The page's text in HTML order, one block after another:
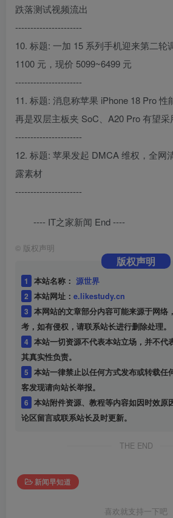
跌落测试视频流出
----------------------
10. 标题: 一加 15 系列手机迎来第二轮
1100 元，现价 5099~6499 元
----------------------
11. 标题: 消息称苹果 iPhone 18 Pro 性
再是双层主板夹 SoC、A20 Pro 有望
----------------------
12. 标题: 苹果发起 DMCA 维权，全网
露素材
----------------------
---- IT之家新闻 End ----
© 版权声明
版权声明
1 本站名称： 源世界
2 本站网址： e.likestudy.cn
3 本网站的文章部分内容可能来源于网络
考，如有侵权，请联系站长进行删除处理。
4 本站一切资源不代表本站立场，并不代
其真实性负责。
5 本站一律禁止以任何方式发布或转载任
客发现请向站长举报。
6 本站附件资源、教程等内容如因时效原
论区留言或联系站长及时更新。
THE END
新闻早知道
喜欢就支持一下吧